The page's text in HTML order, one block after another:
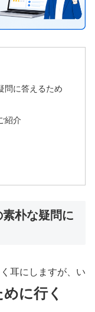
問に答えるため
紹介
素朴な疑問に
耳にしますが、い
に行く